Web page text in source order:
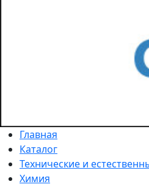
Главная
Каталог
Технические и
Химия